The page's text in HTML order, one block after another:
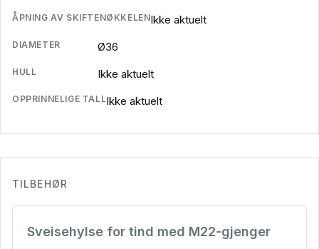
ÅPNING AV SKIFTENØKKELENIkke aktuelt
DIAMETER Ø36
HULL Ikke aktuelt
OPPRINNELIGE TALLIkke aktuelt
TILBEHØR
Sveisehylse for tind med M22-gjenger